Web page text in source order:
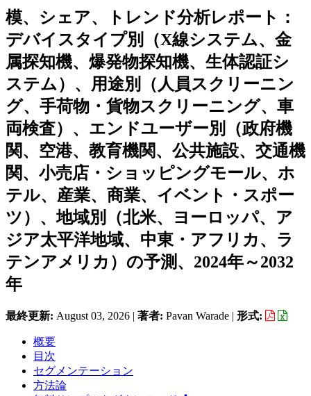
模、シェア、トレンド分析レポート：
デバイスタイプ別（X線システム、金
属探知機、爆発物探知機、生体認証シ
ステム）、用途別（人員スクリーニン
グ、手荷物・貨物スクリーニング、車
両検査）、エンドユーザー別（政府機
関、空港、教育機関、公共施設、交通機
関、小売店・ショッピングモール、ホ
テル、産業、商業、イベント・スポー
ツ）、地域別（北米、ヨーロッパ、ア
ジア太平洋地域、中東・アフリカ、ラ
テンアメリカ）の予測、2024年～2032
年
最終更新: August 03, 2026 | 著者: Pavan Warade | 形式:
概要
目次
セグメンテーション
方法論